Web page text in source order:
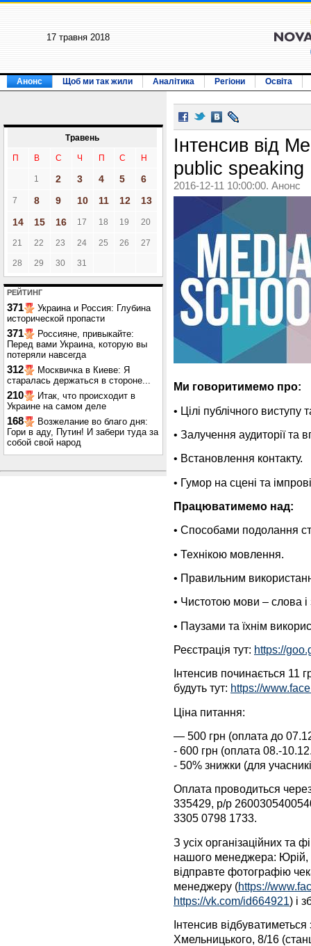
17 травня 2018
Анонс Щоб ми так жили Аналітика Регіони Освіта
Травень
П В С Ч П С Н
1 2 3 4 5 6
7 8 9 10 11 12
13
14
15 16 17 18 19 20
21 22 23 24 25 26 27
28 29 30 31
РЕЙТИНГ
371
Украина и Россия: Глубина
исторической пропасти
371
Россияне, привыкайте:
Перед вами Украина, которую вы
потеряли навсегда
312
Москвичка в Киеве: Я
старалась держаться в стороне...
210
Итак, что происходит в
Украине на самом деле
168
Возжелание во благо дня:
Гори в аду, Путин! И забери туда за
собой свой народ
Інтенсив від
public speaking
2016-12-11 10:00:00. Анонс
Ми говоритимемо про:
• Цілі публічного виступу
• Залучення аудиторії та
• Встановлення контакту.
• Гумор на сцені та
Працюватимемо над:
• Способами подолання
• Технікою мовлення.
• Правильним
• Чистотою мови – слова і
• Паузами та їхнім
Реєстрація тут: https://
Інтенсив починається 11
будуть тут: https://
Ціна питання:
— 500 грн (оплата до
- 600 грн (оплата 08.-
- 50% знижки (для
Оплата проводиться
335429, р/р
3305 0798 1733.
З усіх організаційних та
нашого менеджера: Юрій,
відправте фотографію
менеджеру (https://
https://vk.com/id664921) і
Інтенсив
Хмельницького, 8/16